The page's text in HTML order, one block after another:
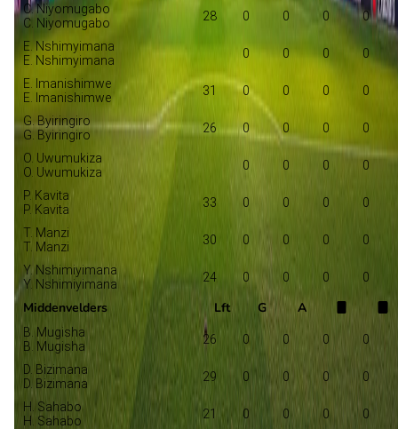
C. Niyomugabo
C. Niyomugabo
28 0 0 0 0
E. Nshimyimana
E. Nshimyimana
0 0 0 0
E. Imanishimwe
E. Imanishimwe
31 0 0 0 0
G. Byiringiro
G. Byiringiro
26 0 0 0 0
O. Uwumukiza
O. Uwumukiza
0 0 0 0
P. Kavita
P. Kavita
33 0 0 0 0
T. Manzi
T. Manzi
30 0 0 0 0
Y. Nshimiyimana
Y. Nshimiyimana
24 0 0 0 0
Middenvelders Lft G A
B. Mugisha
B. Mugisha
26 0 0 0 0
D. Bizimana
D. Bizimana
29 0 0 0 0
H. Sahabo
H. Sahabo
21 0 0 0 0